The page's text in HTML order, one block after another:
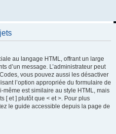
au langage HTML, offrant un large
d’un message. L’administrateur peut
vous pouvez aussi les désactiver
l’option appropriée du formulaire de
est similaire au style HTML, mais
[ et ] plutôt que < et >. Pour plus
le guide accessible depuis la page de